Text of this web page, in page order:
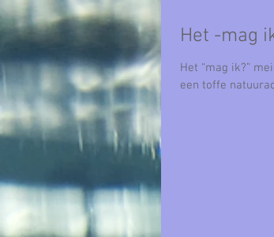
Het -mag
Het “mag ik?”
een toffe